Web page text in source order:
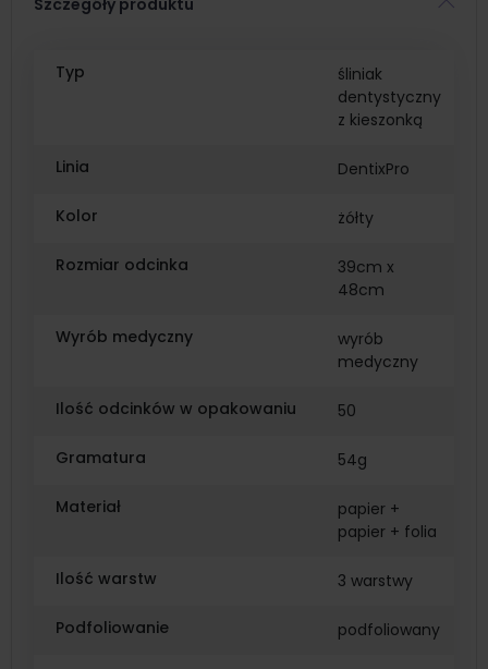
Typ
śliniak
dentystyczny
z kieszonką
Linia DentixPro
Kolor żółty
Rozmiar odcinka
39cm x
48cm
Wyrób medyczny
wyrób
medyczny
Ilość odcinków w opakowaniu 50
Gramatura 54g
Materiał
papier +
papier + folia
Ilość warstw 3 warstwy
Podfoliowanie podfoliowany